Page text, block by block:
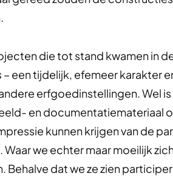
die tot stand kwamen in
– een tijdelijk, efemeer karakter
erfgoedinstellingen. Wel
en documentatiemateriaal
kunnen krijgen van de
Waar we echter maar moeilijk
Behalve dat we ze zien